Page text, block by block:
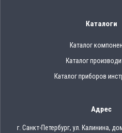
Каталоги
Каталог
Каталог
Каталог приборов
Адрес
г. Санкт-Петербург, ул. Калинина,